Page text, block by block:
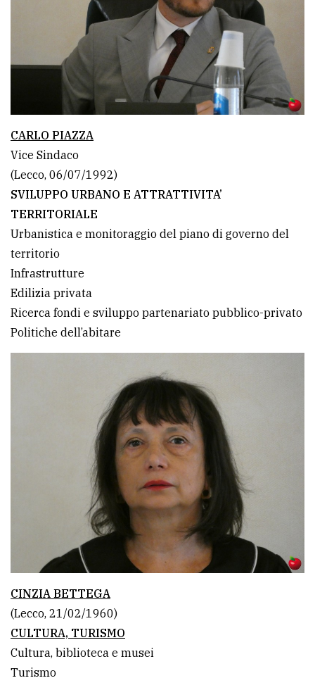
CARLO PIAZZA
Vice Sindaco
(Lecco, 06/07/1992)
SVILUPPO URBANO E ATTRATTIVITA’
TERRITORIALE
Urbanistica e monitoraggio del piano di governo del
territorio
Infrastrutture
Edilizia privata
Ricerca fondi e sviluppo partenariato pubblico-privato
Politiche dell’abitare
CINZIA BETTEGA
(Lecco, 21/02/1960)
CULTURA, TURISMO
Cultura, biblioteca e musei
Turismo